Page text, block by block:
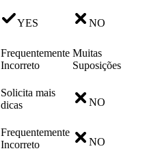
YES NO
Frequentemente
Incorreto
Muitas
Suposições
Solicita mais
dicas
NO
Frequentemente
Incorreto
NO